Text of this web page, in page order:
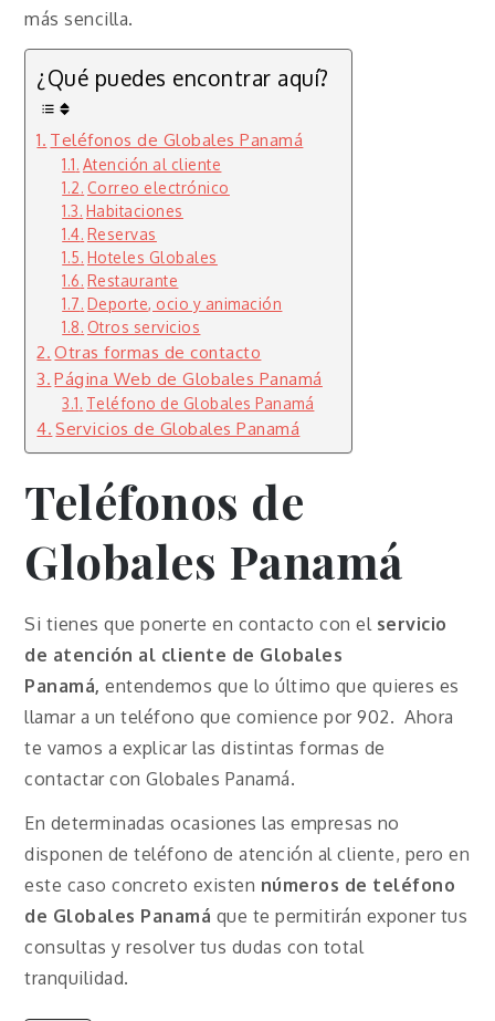
más sencilla.
¿Qué puedes encontrar aquí?
Teléfonos de Globales Panamá
Atención al cliente
Correo electrónico
Habitaciones
Reservas
Hoteles Globales
Restaurante
Deporte, ocio y animación
Otros servicios
Otras formas de contacto
Página Web de Globales Panamá
Teléfono de Globales Panamá
Servicios de Globales Panamá
Teléfonos de
Globales Panamá
Si tienes que ponerte en contacto con el servicio
de atención al cliente de Globales
Panamá, entendemos que lo último que quieres es
llamar a un teléfono que comience por 902. Ahora
te vamos a explicar las distintas formas de
contactar con Globales Panamá.
En determinadas ocasiones las empresas no
disponen de teléfono de atención al cliente, pero en
este caso concreto existen números de teléfono
de Globales Panamá que te permitirán exponer tus
consultas y resolver tus dudas con total
tranquilidad.